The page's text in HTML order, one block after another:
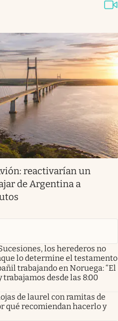
reactivarían un
de Argentina a
los herederos no
lo determine el testamento
trabajando en Noruega: “El
desde las 8:00
de laurel con ramitas de
qué recomiendan hacerlo y